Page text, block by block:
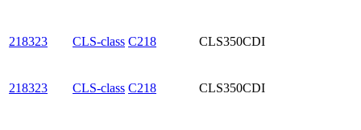
218323 CLS-class C218 CLS350CDI
218323 CLS-class C218 CLS350CDI